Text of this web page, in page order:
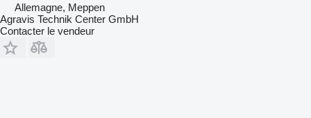
Allemagne, Meppen
Agravis Technik Center GmbH
Contacter le vendeur